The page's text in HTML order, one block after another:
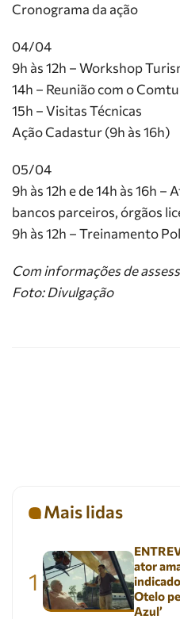
Cronograma da ação
04/04
9h às 12h – Workshop
14h – Reunião com o
15h – Visitas Técnicas
Ação Cadastur (9h às 16h)
05/04
9h às 12h e de 14h às 16h
bancos parceiros, órgãos
9h às 12h – Treinamento
Com informações de
Foto: Divulgação
Mais lidas
1
ator
Otelo
Azul’